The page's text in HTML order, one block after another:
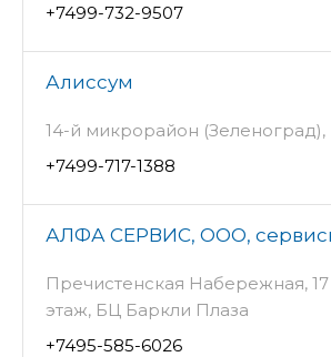
+7499-732-9507
Алиссум
14-й микрорайон (Зеленоград),
+7499-717-1388
АЛФА СЕРВИС, ООО,
Пречистенская Набережная,
этаж, БЦ Баркли Плаза
+7495-585-6026